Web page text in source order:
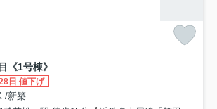
《1号棟》
日 値下げ
/新築